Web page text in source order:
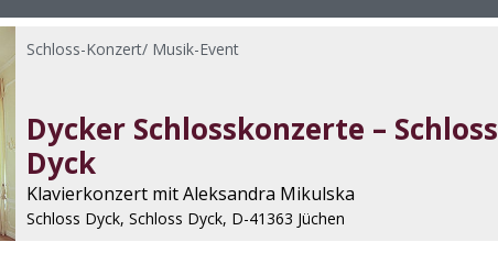
Schloss-Konzert/ Musik-Event
Dycker Schlosskonzerte – Schloss
Dyck
Klavierkonzert mit Aleksandra Mikulska
Schloss Dyck, Schloss Dyck, D-41363 Jüchen